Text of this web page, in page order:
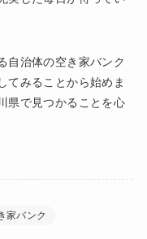
自治体の空き家バンク
てみることから始めま
県で見つかることを心
家バンク